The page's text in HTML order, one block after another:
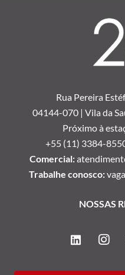
Rua Pereira
04144-070 | Vila da
Próximo à
+55 (11) 3384-
Comercial:
Trabalhe conosco:
NOSSAS